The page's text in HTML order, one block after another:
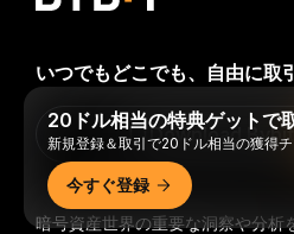
暗号資産世界の重要な洞察や分析
いつでもどこでも、自由に取
Download
20ドル相当の特典ゲットで
新規登録＆取引で20ドル相当の獲得チ
今すぐ登録